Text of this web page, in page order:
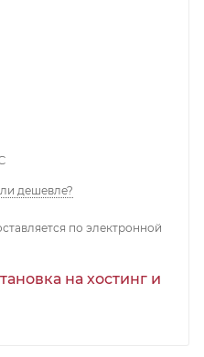
дешевле?
по электронной
на хостинг и